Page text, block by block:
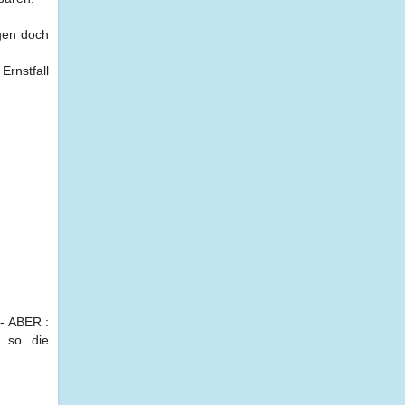
doch
ABER :
so die